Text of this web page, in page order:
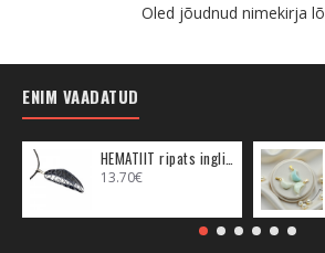
Oled jõudnud nimekirja
ENIM VAADATUD
13.70€